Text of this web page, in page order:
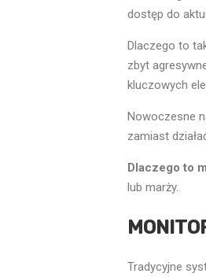
dostęp do
Dlaczego to
zbyt
kluczowych
Nowoczesne
zamiast
Dlaczego to
lub marży.
Tradycyjne